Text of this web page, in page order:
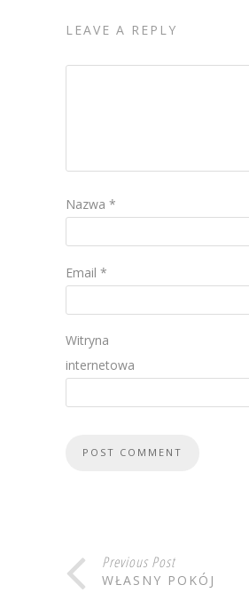
LEAVE A REPLY
Nazwa *
Email *
Witryna
internetowa
Previous Post
WŁASNY POKÓJ